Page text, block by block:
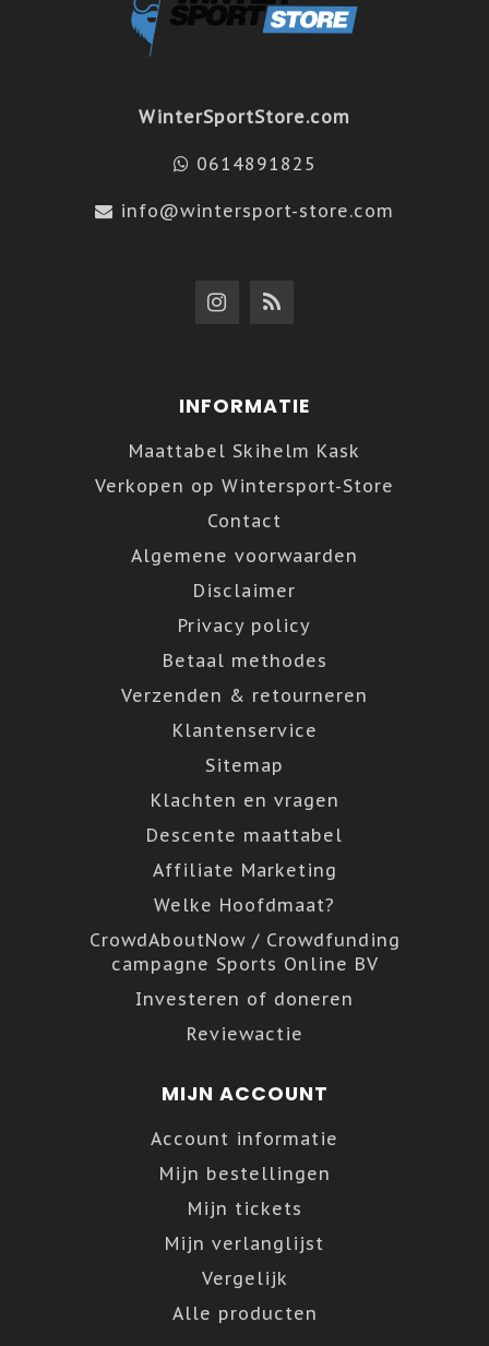
WinterSportStore.com
0614891825
info@wintersport-store.com
INFORMATIE
Maattabel Skihelm Kask
Verkopen op Wintersport-Store
Contact
Algemene voorwaarden
Disclaimer
Privacy policy
Betaal methodes
Verzenden & retourneren
Klantenservice
Sitemap
Klachten en vragen
Descente maattabel
Affiliate Marketing
Welke Hoofdmaat?
CrowdAboutNow / Crowdfunding
campagne Sports Online BV
Investeren of doneren
Reviewactie
MIJN ACCOUNT
Account informatie
Mijn bestellingen
Mijn tickets
Mijn verlanglijst
Vergelijk
Alle producten